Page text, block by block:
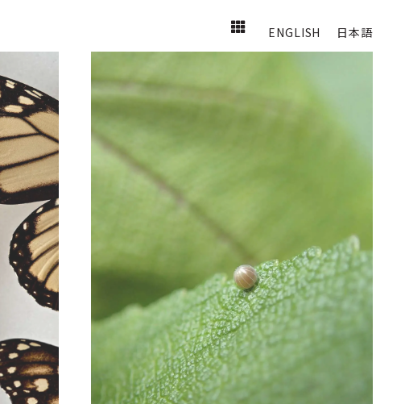
ENGLISH 日本語